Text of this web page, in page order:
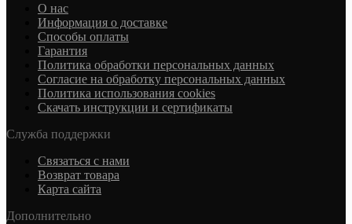
О нас
Информация о доставке
Cпособы оплаты
Гарантия
Политика обработки персональных данных
Согласие на обработку персональных данных
Политика использования cookies
Скачать инструкции и сертификаты
Служба поддержки
Связаться с нами
Возврат товара
Карта сайта
Дополнительно